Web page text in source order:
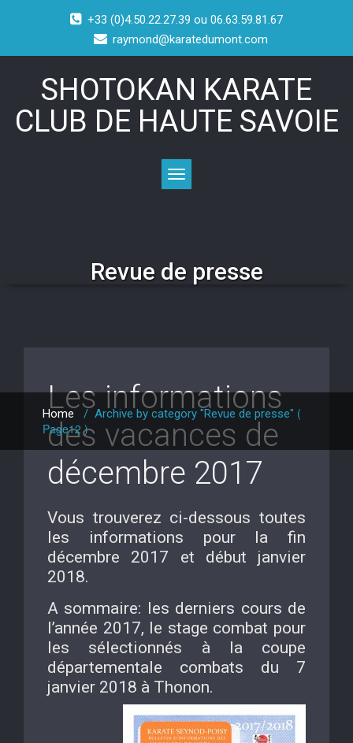
+33 (0)4.50.22.27.39 ou 06.63.59.81.67
raymond@karatedumont.com
SHOTOKAN KARATE
CLUB DE HAUTE SAVOIE
Toggle navigation
Revue de presse
Home / Archive by category "Revue de presse" (
Page12 )
Les informations
des vacances de
décembre 2017
Vous trouverez ci-dessous toutes
les informations pour la fin
décembre 2017 et début janvier
2018.
A sommaire: les derniers cours de
l’année 2017, le stage combat pour
les sélectionnés à la coupe
départementale combats du 7
janvier 2018 à Thonon.